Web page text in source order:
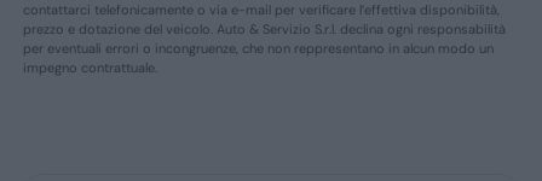
contattarci telefonicamente o via e-mail per verificare l’effettiva disponibilità,
prezzo e dotazione del veicolo. Auto & Servizio S.r.l. declina ogni responsabilità
per eventuali errori o incongruenze, che non reppresentano in alcun modo un
impegno contrattuale.